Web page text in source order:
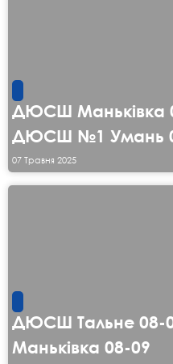
ДЮСШ Маньківка
ДЮСШ №1 Умань
07 Травня 2025
ДЮСШ Тальне
Маньківка 08-09